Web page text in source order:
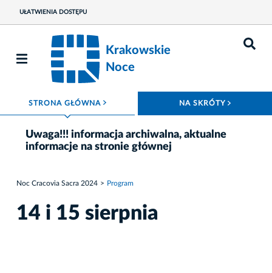
UŁATWIENIA DOSTĘPU
Krakowskie
Noce
STRONA GŁÓWNA ROZWIŃ MENU NA SKRÓTY
Uwaga!!! informacja archiwalna, aktualne
informacje na stronie głównej
Noc Cracovia Sacra 2024 Program
14 i 15 sierpnia